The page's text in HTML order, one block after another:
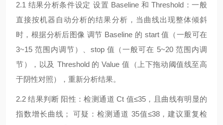
2.1 结果分析条件设定 设置 Baseline 和 Threshold：一般
直接按机器自动分析的结果分析，当曲线出现整体倾斜
时，根据分析后图像 调节 Baseline 的 start 值（一般可在
3~15 范围内调节）、stop 值（一般可在 5~20 范围内调
节），以及 Threshold 的 Value 值（上下拖动阈值线至高
于阴性对照），重新分析结果。
2.2结果判断 阳性：检测通道 Ct 值≤35，且曲线有明显的
指数增长曲线； 可疑：检测通道 35值≤38，建议重复检